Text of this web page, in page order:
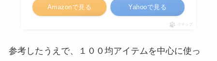
Amazonで見る Yahooで見る
ポチップ
参考したうえで、１００均アイテムを中心に使っ